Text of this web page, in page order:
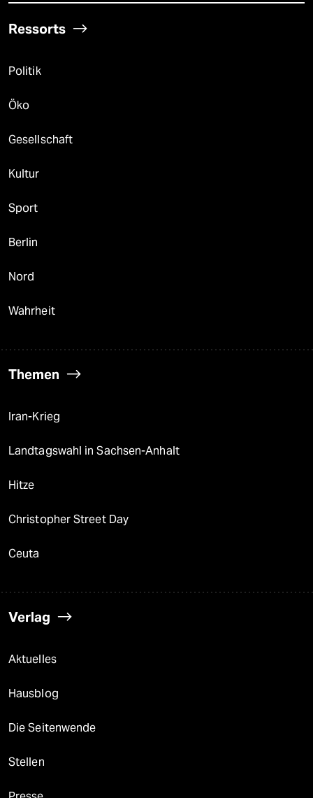
Ressorts
Politik
Öko
Gesellschaft
Kultur
Sport
Berlin
Nord
Wahrheit
Themen
Iran-Krieg
Landtagswahl in Sachsen-Anhalt
Hitze
Christopher Street Day
Ceuta
Verlag
Aktuelles
Hausblog
Die Seitenwende
Stellen